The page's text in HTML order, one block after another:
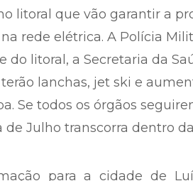
litoral que vão garantir a
rede elétrica. A Polícia
do litoral, a Secretaria da
lanchas, jet ski e
Se todos os órgãos
de Julho transcorra dentro
para a cidade de